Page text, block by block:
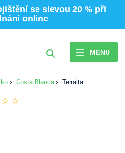
se slevou 20 % při
online
MENU
Costa Blanca Terralta